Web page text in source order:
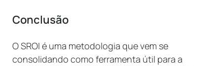
Conclusão
O SROI é uma metodologia que vem se
consolidando como ferramenta útil para a